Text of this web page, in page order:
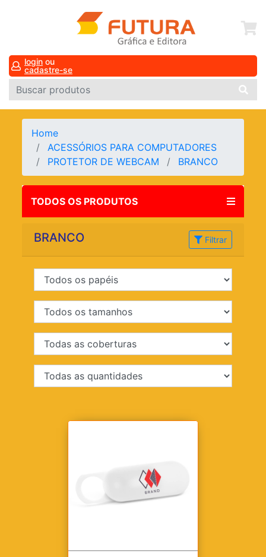
login ou
cadastre-se
Home
ACESSÓRIOS PARA COMPUTADORES
PROTETOR DE WEBCAM
BRANCO
TODOS OS PRODUTOS
BRANCO Filtrar